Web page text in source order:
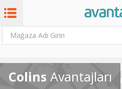
Colins Avantajları